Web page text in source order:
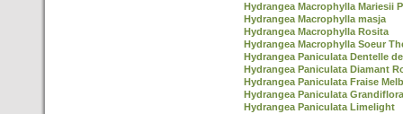
Hydrangea Macrophylla Mariesii
Hydrangea Macrophylla masja
Hydrangea Macrophylla Rosita
Hydrangea Macrophylla Soeur
Hydrangea Paniculata Dentelle
Hydrangea Paniculata Diamant
Hydrangea Paniculata Fraise
Hydrangea Paniculata Grandiflora
Hydrangea Paniculata Limelight